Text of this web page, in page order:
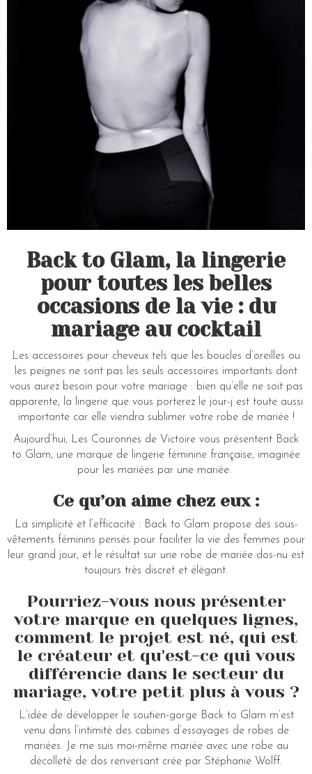
Back to Glam, la lingerie
pour toutes les belles
occasions de la vie : du
mariage au cocktail
Les accessoires pour cheveux tels que les boucles d’oreilles ou
les peignes ne sont pas les seuls accessoires importants dont
vous aurez besoin pour votre mariage : bien qu’elle ne soit pas
apparente, la lingerie que vous porterez le jour-j est toute aussi
importante car elle viendra sublimer votre robe de mariée !
Aujourd’hui, Les Couronnes de Victoire vous présentent Back
to Glam, une marque de lingerie féminine française, imaginée
pour les mariées par une mariée.
Ce qu’on aime chez eux :
La simplicité et l’efficacité : Back to Glam propose des sous-
vêtements féminins pensés pour faciliter la vie des femmes pour
leur grand jour, et le résultat sur une robe de mariée dos-nu est
toujours très discret et élégant.
Pourriez-vous nous présenter
votre marque en quelques lignes,
comment le projet est né, qui est
le créateur et qu'est-ce qui vous
différencie dans le secteur du
mariage, votre petit plus à vous ?
L’idée de développer le soutien-gorge Back to Glam m’est
venu dans l’intimité des cabines d’essayages de robes de
mariées. Je me suis moi-même mariée avec une robe au
décolleté de dos renversant crée par Stéphanie Wolff.